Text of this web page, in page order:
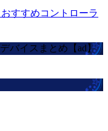
すすめコントローラ
バイスまとめ【ad】